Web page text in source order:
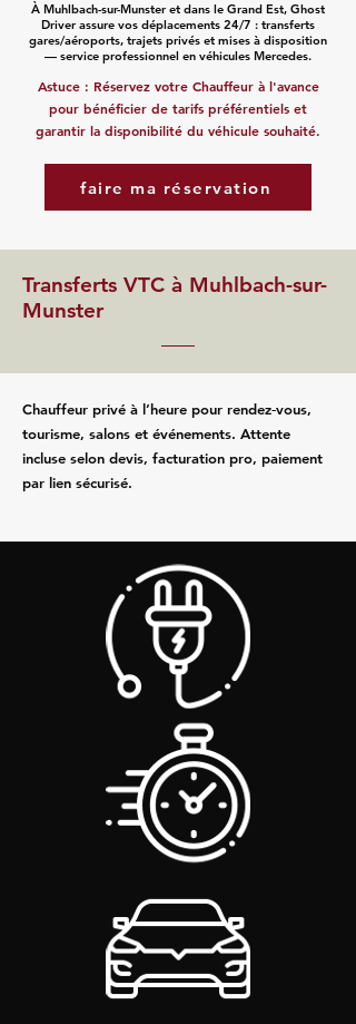
À Muhlbach-sur-Munster et dans le Grand Est, Ghost
Driver assure vos déplacements 24/7 : transferts
gares/aéroports, trajets privés et mises à disposition
— service professionnel en véhicules Mercedes.
Astuce : Réservez votre Chauffeur à l'avance
pour bénéficier de tarifs préférentiels et
garantir la disponibilité du véhicule souhaité.
faire ma réservation
Transferts VTC à Muhlbach-sur-
Munster
Chauffeur privé à l’heure pour rendez‑vous,
tourisme, salons et événements. Attente
incluse selon devis, facturation pro, paiement
par lien sécurisé.